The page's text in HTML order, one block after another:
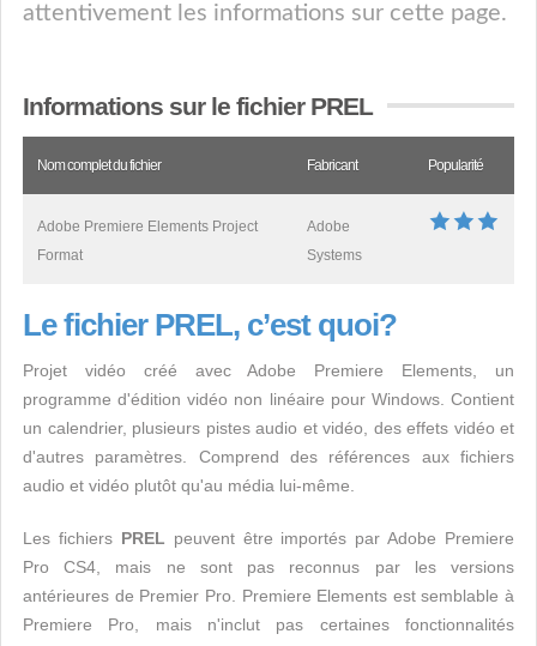
attentivement les informations sur cette page.
Informations sur le fichier PREL
Nom complet du fichier Fabricant Popularité
Adobe Premiere Elements Project
Format
Adobe
Systems
Le fichier PREL, c’est quoi?
Projet vidéo créé avec Adobe Premiere Elements, un
programme d'édition vidéo non linéaire pour Windows. Contient
un calendrier, plusieurs pistes audio et vidéo, des effets vidéo et
d'autres paramètres. Comprend des références aux fichiers
audio et vidéo plutôt qu'au média lui-même.
Les fichiers PREL peuvent être importés par Adobe Premiere
Pro CS4, mais ne sont pas reconnus par les versions
antérieures de Premier Pro. Premiere Elements est semblable à
Premiere Pro, mais n'inclut pas certaines fonctionnalités